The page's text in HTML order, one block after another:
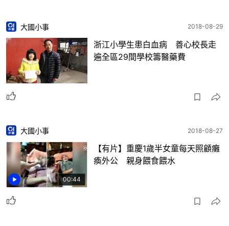
大國小事 2018-08-29
浙江小學生患白血病 善心校長走
遍全區29間學校籌醫藥費
00:44
大國小事 2018-08-27
【有片】重慶1歲半女童每天照顧癱
瘓外公 親身餵食餵水